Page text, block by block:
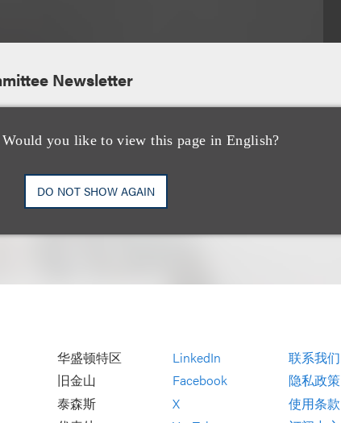
you like to view this page in English?
DO NOT SHOW AGAIN
Newsletter
华盛顿特区
旧金山
泰森斯
LinkedIn
Facebook
X
联系我们
隐私政策
使用条款